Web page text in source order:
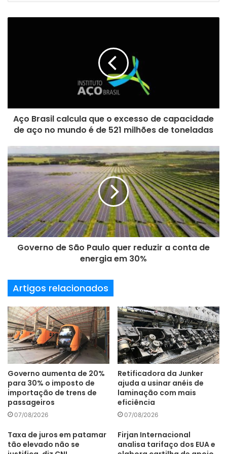
o
ç
o
e
e
a
l
Aço Brasil calcula que o excesso de capacidade
de aço no mundo é de 521 milhões de toneladas
Governo de São Paulo quer reduzir a conta de
energia em 30%
Artigos relacionados
Governo aumenta de 20%
para 30% o imposto de
importação de trens de
passageiros
07/08/2026
Retificadora da Junker
ajuda a usinar anéis de
laminação com mais
eficiência
07/08/2026
Taxa de juros em patamar
tão elevado não se
Firjan Internacional
analisa tarifaço dos EUA e